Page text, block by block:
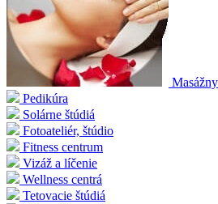
Pedikúra
Solárne štúdiá
Fotoateliér, štúdio
Fitness centrum
Vizáž a líčenie
Wellness centrá
Tetovacie štúdiá